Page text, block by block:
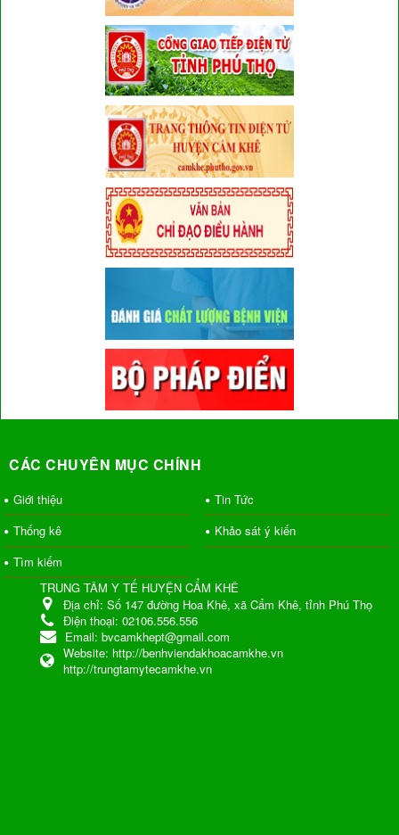
CÁC CHUYÊN MỤC CHÍNH
Giới thiệu
Tin Tức
Thống kê
Khảo sát ý kiến
Tìm kiếm
TRUNG TÂM Y TẾ HUYỆN CẨM KHÊ
Địa chỉ: Số 147 đường Hoa Khê, xã Cẩm Khê, tỉnh Phú Thọ
Điện thoại: 02106.556.556
Email: bvcamkhept@gmail.com
Website: http://benhviendakhoacamkhe.vn
http://trungtamytecamkhe.vn